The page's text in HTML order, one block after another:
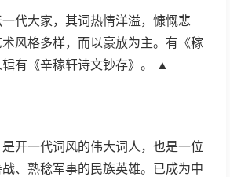
大家，其词热情洋溢，慷慨悲
风格多样，而以豪放为主。有《稼
有《辛稼轩诗文钞存》。 ▲
一代词风的伟大词人，也是一位
、熟稔军事的民族英雄。已成为中